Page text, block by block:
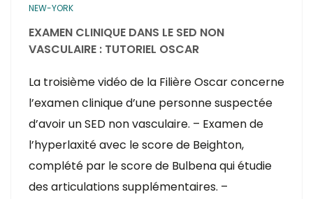
NEW-YORK
EXAMEN CLINIQUE DANS LE SED NON
VASCULAIRE : TUTORIEL OSCAR
La troisième vidéo de la Filière Oscar concerne
l’examen clinique d’une personne suspectée
d’avoir un SED non vasculaire. – Examen de
l’hyperlaxité avec le score de Beighton,
complété par le score de Bulbena qui étudie
des articulations supplémentaires. –